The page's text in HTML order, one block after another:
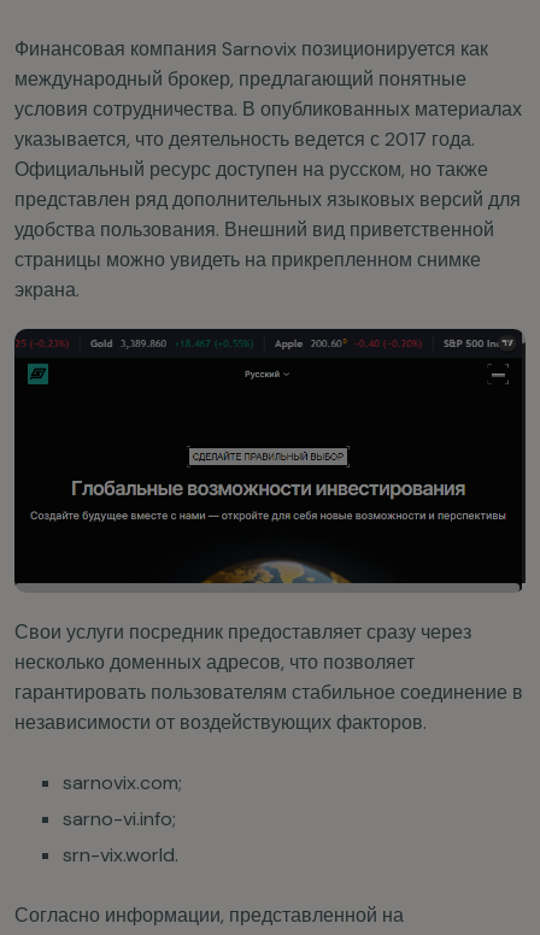
Финансовая компания Sarnovix позиционируется как
международный брокер, предлагающий понятные
условия сотрудничества. В опубликованных материалах
указывается, что деятельность ведется с 2017 года.
Официальный ресурс доступен на русском, но также
представлен ряд дополнительных языковых версий для
удобства пользования. Внешний вид приветственной
страницы можно увидеть на прикрепленном снимке
экрана.
Свои услуги посредник предоставляет сразу через
несколько доменных адресов, что позволяет
гарантировать пользователям стабильное соединение в
независимости от воздействующих факторов.
sarnovix.com;
sarno-vi.info;
srn-vix.world.
Согласно информации, представленной на